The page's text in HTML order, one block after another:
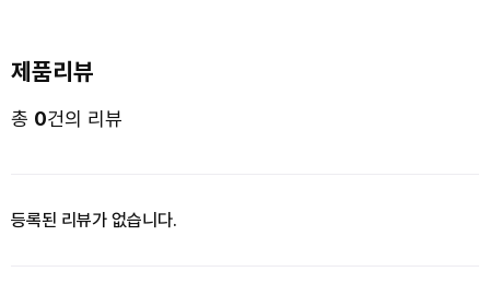
제품리뷰
총 0건의 리뷰
등록된 리뷰가 없습니다.